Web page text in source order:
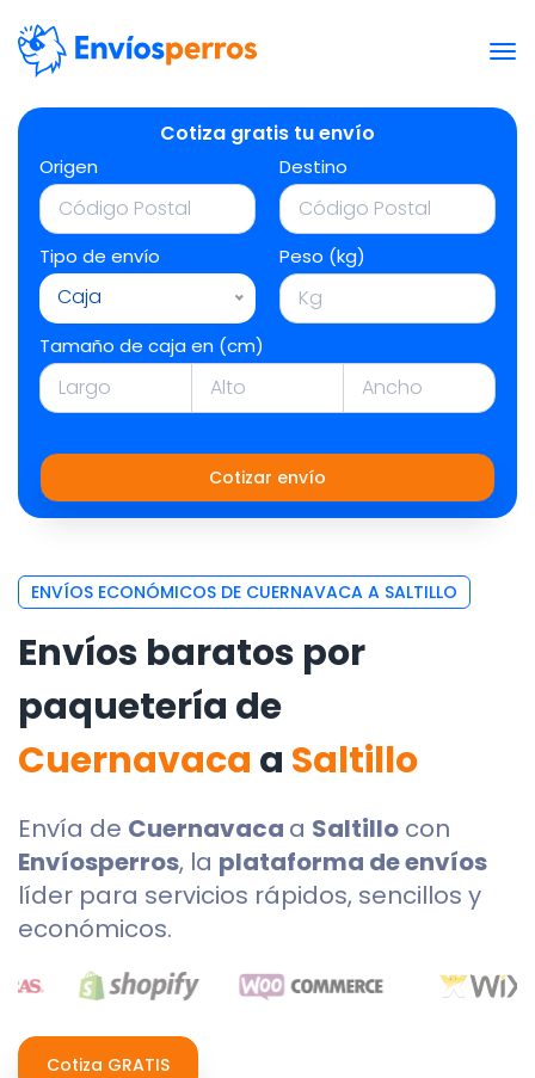
Cotiza gratis tu envío
Origen Destino
Tipo de envío
Caja
Peso (kg)
Tamaño de caja en (cm)
Cotizar envío
ENVÍOS ECONÓMICOS DE CUERNAVACA A SALTILLO
Envíos baratos por
paquetería de
Cuernavaca a Saltillo
Envía de Cuernavaca a Saltillo con
Envíosperros, la plataforma de envíos
líder para servicios rápidos, sencillos y
económicos.
Cotiza GRATIS